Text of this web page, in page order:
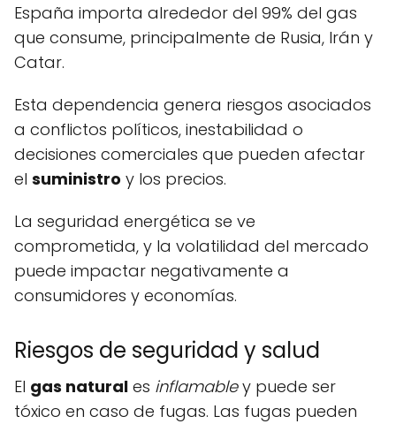
España importa alrededor del 99% del gas
que consume, principalmente de Rusia, Irán y
Catar.
Esta dependencia genera riesgos asociados
a conflictos políticos, inestabilidad o
decisiones comerciales que pueden afectar
el suministro y los precios.
La seguridad energética se ve
comprometida, y la volatilidad del mercado
puede impactar negativamente a
consumidores y economías.
Riesgos de seguridad y salud
El gas natural es inflamabley puede ser
tóxico en caso de fugas. Las fugas pueden